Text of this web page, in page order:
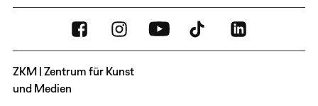
ZKM | Zentrum für Kunst
und Medien